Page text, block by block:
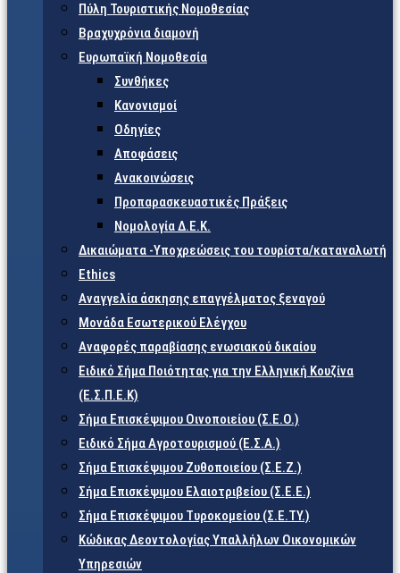
Πύλη Τουριστικής Νομοθεσίας
Βραχυχρόνια διαμονή
Ευρωπαϊκή Νομοθεσία
Συνθήκες
Κανονισμοί
Οδηγίες
Αποφάσεις
Ανακοινώσεις
Προπαρασκευαστικές Πράξεις
Νομολογία Δ.Ε.Κ.
Δικαιώματα -Υποχρεώσεις του τουρίστα/καταναλωτή
Ethics
Αναγγελία άσκησης επαγγέλματος ξεναγού
Μονάδα Εσωτερικού Ελέγχου
Αναφορές παραβίασης ενωσιακού δικαίου
Ειδικό Σήμα Ποιότητας για την Ελληνική Κουζίνα
(Ε.Σ.Π.Ε.Κ)
Σήμα Επισκέψιμου Οινοποιείου (Σ.Ε.Ο.)
Ειδικό Σήμα Αγροτουρισμού (Ε.Σ.Α.)
Σήμα Επισκέψιμου Ζυθοποιείου (Σ.Ε.Ζ.)
Σήμα Επισκέψιμου Ελαιοτριβείου (Σ.Ε.Ε.)
Σήμα Επισκέψιμου Τυροκομείου (Σ.Ε.TY.)
Κώδικας Δεοντολογίας Υπαλλήλων Οικονομικών
Υπηρεσιών